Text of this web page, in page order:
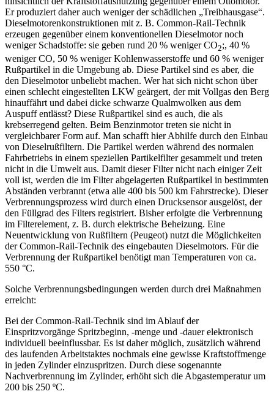
Er produziert daher auch weniger der schädlichen „Treibhausgase“.
Dieselmotorenkonstruktionen mit z. B. Common-Rail-Technik
erzeugen gegenüber einem konventionellen Dieselmotor noch
weniger Schadstoffe: sie geben rund 20 % weniger CO2;, 40 %
weniger CO, 50 % weniger Kohlenwasserstoffe und 60 % weniger
Rußpartikel in die Umgebung ab. Diese Partikel sind es aber, die
den Dieselmotor unbeliebt machen. Wer hat sich nicht schon über
einen schlecht eingestellten LKW geärgert, der mit Vollgas den Berg
hinauffährt und dabei dicke schwarze Qualmwolken aus dem
Auspuff entlässt? Diese Rußpartikel sind es auch, die als
krebserregend gelten. Beim Benzinmotor treten sie nicht in
vergleichbarer Form auf. Man schafft hier Abhilfe durch den Einbau
von Dieselrußfiltern. Die Partikel werden während des normalen
Fahrbetriebs in einem speziellen Partikelfilter gesammelt und treten
nicht in die Umwelt aus. Damit dieser Filter nicht nach einiger Zeit
voll ist, werden die im Filter abgelagerten Rußpartikel in bestimmten
Abständen verbrannt (etwa alle 400 bis 500 km Fahrstrecke). Dieser
Verbrennungsprozess wird durch einen Drucksensor ausgelöst, der
den Füllgrad des Filters registriert. Bisher erfolgte die Verbrennung
im Filterelement, z. B. durch elektrische Beheizung. Eine
Neuentwicklung von Rußfiltern (Peugeot) nutzt die Möglichkeiten
der Common-Rail-Technik des eingebauten Dieselmotors. Für die
Verbrennung der Rußpartikel benötigt man Temperaturen von ca.
550 °C.
Solche Verbrennungsbedingungen werden durch drei Maßnahmen
erreicht:
Bei der Common-Rail-Technik sind im Ablauf der
Einspritzvorgänge Spritzbeginn, -menge und -dauer elektronisch
individuell beeinflussbar. Es ist daher möglich, zusätzlich während
des laufenden Arbeitstaktes nochmals eine gewisse Kraftstoffmenge
in jeden Zylinder einzuspritzen. Durch diese sogenannte
Nachverbrennung im Zylinder, erhöht sich die Abgastemperatur um
200 bis 250 ºC.